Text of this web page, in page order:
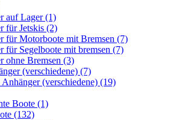
auf Lager (1)
für Jetskis (2)
für Motorboote mit Bremsen (7)
für Segelboote mit bremsen (7)
ohne Bremsen (3)
(verschiedene) (7)
Anhänger (verschiedene) (19)
Boote (1)
(132)